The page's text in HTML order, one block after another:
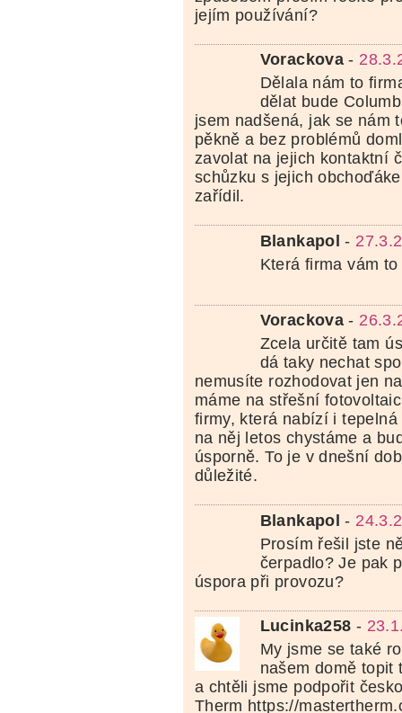
jejím používání?
Vorackova -
Dělala nám to
dělat bude
jsem nadšená, jak se nám
pěkně a bez problémů
zavolat na jejich kontaktní
schůzku s jejich
zařídil.
Blankapol -
Která firma vám
Vorackova -
Zcela určitě tam
dá taky nechat
nemusíte rozhodovat jen
máme na střešní
firmy, která nabízí i
na něj letos chystáme a
úsporně. To je v dnešní
důležité.
Blankapol -
Prosím řešil jste
čerpadlo? Je pak
úspora při provozu?
Lucinka258 -
My jsme se také
našem domě topit
a chtěli jsme podpořit
Therm https://